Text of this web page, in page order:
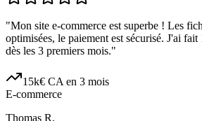
"Mon site e-commerce est superbe ! Les
optimisées, le paiement est sécurisé. J'ai
dès les 3 premiers mois."
15k€ CA en 3 mois
E-commerce
Thomas R.